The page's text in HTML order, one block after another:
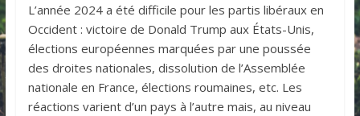
L’année 2024 a été difficile pour les partis libéraux en
Occident : victoire de Donald Trump aux États-Unis,
élections européennes marquées par une poussée
des droites nationales, dissolution de l’Assemblée
nationale en France, élections roumaines, etc. Les
réactions varient d’un pays à l’autre mais, au niveau